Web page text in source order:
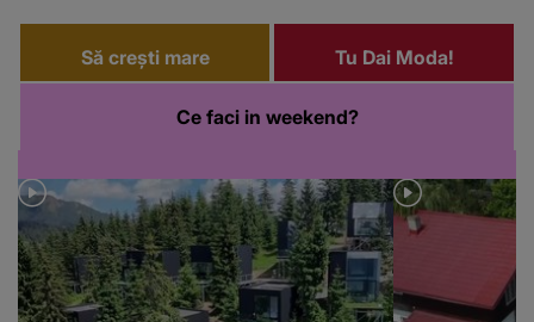
Să crești mare Tu Dai Moda!
Ce faci in weekend?